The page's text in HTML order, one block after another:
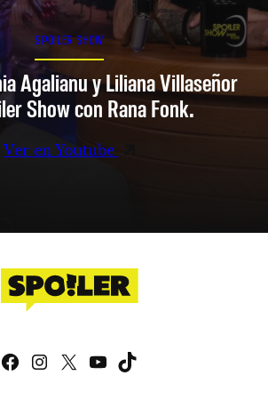
SPOILER SHOW
Agalianu y Liliana Villaseñor
Show con Rana Fonk.
Ver en Youtube
Facebook
Instagram
X YouTube